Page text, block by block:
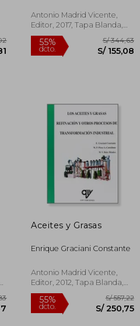
S/ 214,81
Antonio Madrid Vicente,
Editor, 2017, Tapa Blanda,
Nuevo
55%
dcto.
Aceites y Grasas
Enrique Graciani Constante
Antonio Madrid Vicente,
Editor, 2012, Tapa Blanda,
Nuevo